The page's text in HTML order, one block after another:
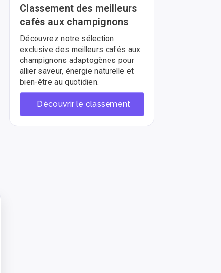
Classement des meilleurs
cafés aux champignons
Découvrez notre sélection
exclusive des meilleurs cafés aux
champignons adaptogènes pour
allier saveur, énergie naturelle et
bien-être au quotidien.
Découvrir le classement